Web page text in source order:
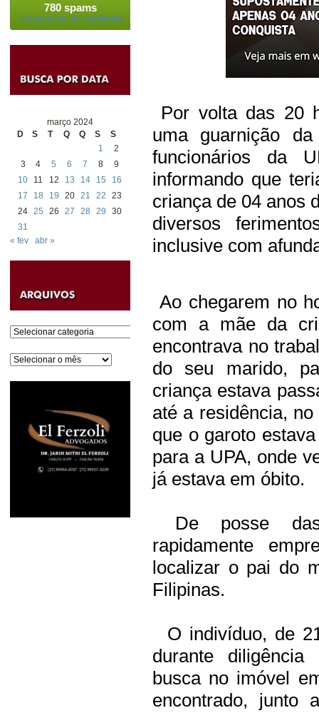
780 spams
bloqueados pelo Akismet
março 2024
D
S T Q Q S
S
1
2
3
4 5 6 7 8
9
10
11 12 13 14 15
16
17
18 19 20 21 22
23
24 25 26 27 28 29
30
31
« fev
abr »
Categorias
Arquivos
Por volta das 20
uma guarnição
funcionários da
informando que
criança de 04 anos
diversos
inclusive com
Ao chegarem no
com a mãe da
encontrava no
do seu marido,
criança estava
até a residência,
que o garoto
para a UPA, onde
já estava em óbito.
De posse das
rapidamente
localizar o pai do
Filipinas.
O indivíduo, de
durante
busca no imóvel
encontrado, junto